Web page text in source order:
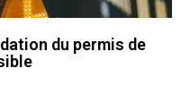
du permis de